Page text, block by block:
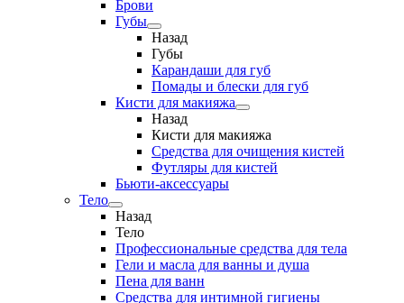
Брови
Губы
Назад
Губы
Карандаши для губ
Помады и блески для губ
Кисти для макияжа
Назад
Кисти для макияжа
Средства для очищения кистей
Футляры для кистей
Бьюти-аксессуары
Тело
Назад
Тело
Профессиональные средства для тела
Гели и масла для ванны и душа
Пена для ванн
Средства для интимной гигиены